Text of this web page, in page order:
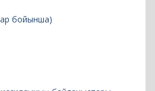
байланыстары